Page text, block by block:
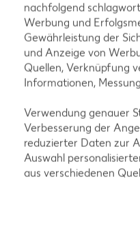
halbieren und mit
im Toaster
nachfolgend
Werbung und
Gewährleistung der
und Anzeige von
Quellen, Verknüpfung
Informationen,
Verwendung genauer
Verbesserung der
reduzierter Daten zur
Auswahl
aus verschiedenen